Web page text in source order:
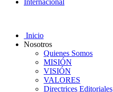
Internacional
Inicio
Nosotros
Quienes Somos
MISIÓN
VISIÓN
VALORES
Directrices Editoriales